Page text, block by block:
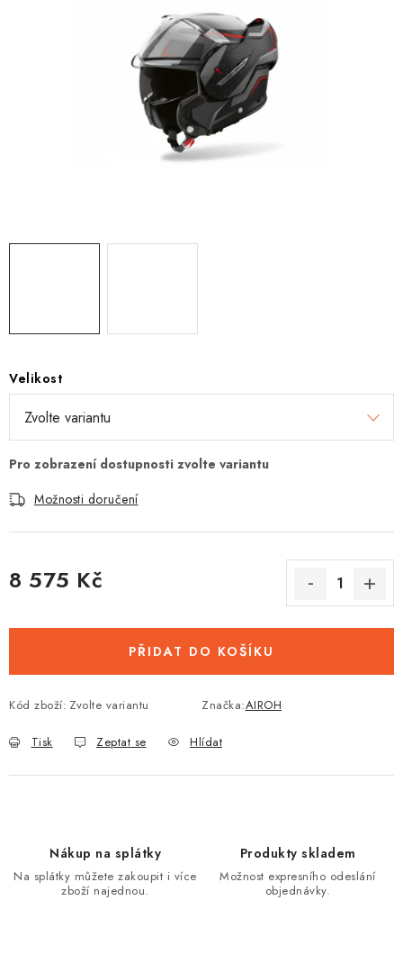
NÁPLNĚ A KAPALINY
Moje objednávka Kontakt
Reklamace a vrácení zboží
Velikost
Možnosti doručení
8 575 Kč
PŘIDAT DO KOŠÍKU
Kód zboží: Zvolte variantu Značka:AIROH
Tisk Zeptat se Hlídat
Nákup na splátky
Na splátky můžete zakoupit i více
zboží najednou.
Produkty skladem
Možnost expresního odeslání
objednávky.